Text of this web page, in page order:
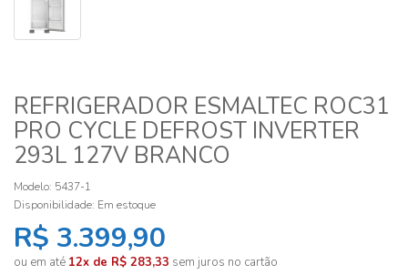
REFRIGERADOR ESMALTEC ROC31
PRO CYCLE DEFROST INVERTER
293L 127V BRANCO
Modelo: 5437-1
Disponibilidade: Em estoque
R$ 3.399,90
ou em até 12x de R$ 283,33 sem juros no cartão